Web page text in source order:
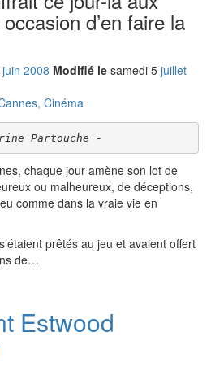
d’en faire la
juin 2008 Modifié le samedi 5 juillet
Cinéma
Partouche -
chaque jour amène son lot de
ou malheureux, de déceptions,
comme dans la vraie vie en
prêtés au jeu et avaient offert
de…
Estwood